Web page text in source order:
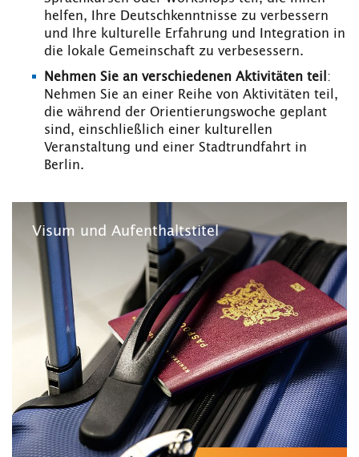
helfen, Ihre Deutschkenntnisse zu verbessern
und Ihre kulturelle Erfahrung und Integration in
die lokale Gemeinschaft zu verbesessern.
Nehmen Sie an verschiedenen Aktivitäten teil :
Nehmen Sie an einer Reihe von Aktivitäten teil,
die während der Orientierungswoche geplant
sind, einschließlich einer kulturellen
Veranstaltung und einer Stadtrundfahrt in
Berlin.
Visum und Aufenthaltstitel